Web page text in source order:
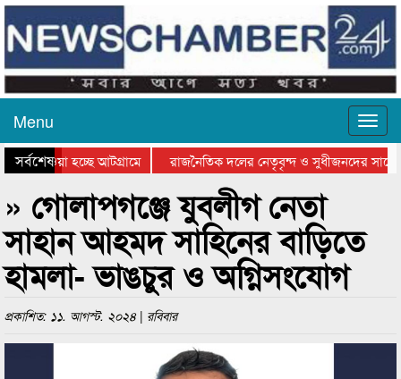
Menu
সর্বশেষ
যাওয়া হচ্ছে আটগ্রামে
রাজনৈতিক দলের নেতৃবৃন্দ ও সুধীজনদের সাথে
সিলেটে বাংলাদেশ গ্রুপ থিয়েটার
» গোলাপগঞ্জে যুবলীগ নেতা
সাহান আহমদ সাহিনের বাড়িতে
হামলা- ভাঙচুর ও অগ্নিসংযোগ
প্রকাশিত: ১১. আগস্ট. ২০২৪ | রবিবার